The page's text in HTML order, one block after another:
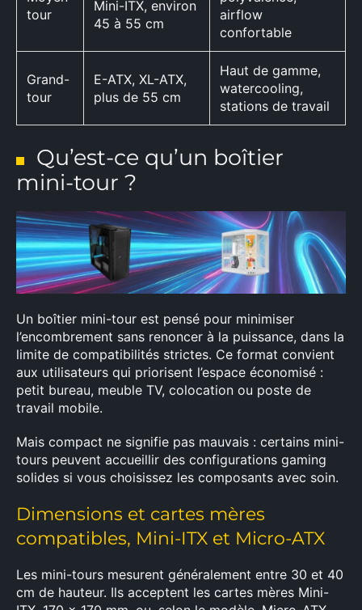
tour
Mini-ITX, environ
45 à 55 cm
airflow
confortable
Grand-
tour
E-ATX, XL-ATX,
plus de 55 cm
Haut de gamme,
watercooling,
stations de travail
Qu’est-ce qu’un boîtier
mini-tour ?
Un boîtier mini-tour est pensé pour minimiser
l’encombrement sans renoncer à la puissance, dans la
limite de compatibilités strictes. Ce format convient
aux utilisateurs qui priorisent l’espace économisé :
petit bureau, meuble TV, colocation ou poste de
travail mobile.
Mais compact ne signifie pas mauvais : certains mini-
tours peuvent accueillir des configurations gaming
solides si vous choisissez les composants avec soin.
Dimensions et cartes mères
compatibles, Mini-ITX et Micro-ATX
Les mini-tours mesurent généralement entre 30 et 40
cm de hauteur. Ils acceptent les cartes mères Mini-